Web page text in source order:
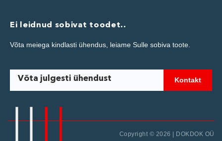
Ei leidnud sobivat toodet..
Võta meiega kindlasti ühendus, leiame Sulle sobiva toote.
Võta julgesti ühendust Kontakt
Copyright © 2026 | DOKDOK OÜ